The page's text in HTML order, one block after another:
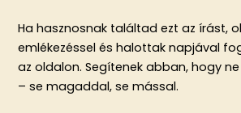
Ha hasznosnak találtad ezt az írást,
emlékezéssel és halottak napjával
az oldalon. Segítenek abban, hogy
– se magaddal, se mással.